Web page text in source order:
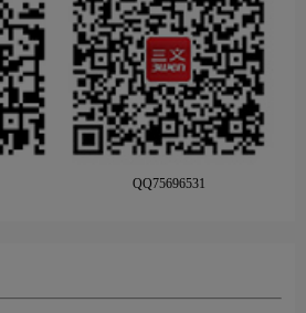
QQ75696531